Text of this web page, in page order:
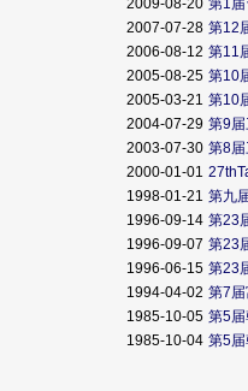
2009-08-20 第1
2007-07-28 第12
2006-08-12 第11
2005-08-25 第10
2005-03-21 第10
2004-07-29 第9
2003-07-30 第8
2000-01-01
1998-01-21 第九
1996-09-14 第23
1996-09-07 第23
1996-06-15 第23
1994-04-02 第7
1985-10-05 第5
1985-10-04 第5